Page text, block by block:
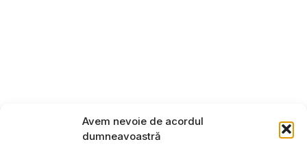
Avem nevoie de acordul
dumneavoastră